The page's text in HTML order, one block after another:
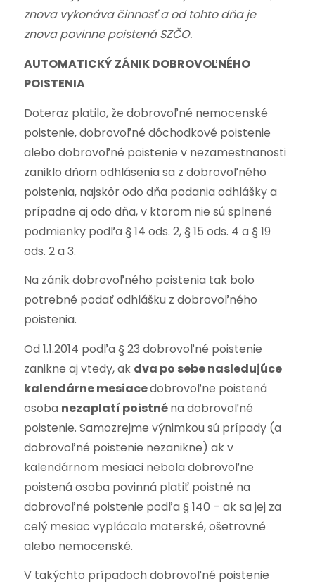
znova vykonáva činnosť a od tohto dňa je
znova povinne poistená SZČO.
AUTOMATICKÝ ZÁNIK DOBROVOĽNÉHO
POISTENIA
Doteraz platilo, že dobrovoľné nemocenské
poistenie, dobrovoľné dôchodkové poistenie
alebo dobrovoľné poistenie v nezamestnanosti
zaniklo dňom odhlásenia sa z dobrovoľného
poistenia, najskôr odo dňa podania odhlášky a
prípadne aj odo dňa, v ktorom nie sú splnené
podmienky podľa § 14 ods. 2, § 15 ods. 4 a § 19
ods. 2 a 3.
Na zánik dobrovoľného poistenia tak bolo
potrebné podať odhlášku z dobrovoľného
poistenia.
Od 1.1.2014 podľa § 23 dobrovoľné poistenie
zanikne aj vtedy, ak dva po sebe nasledujúce
kalendárne mesiacedobrovoľne poistená
osoba nezaplatí poistnéna dobrovoľné
poistenie. Samozrejme výnimkou sú prípady (a
dobrovoľné poistenie nezanikne) ak v
kalendárnom mesiaci nebola dobrovoľne
poistená osoba povinná platiť poistné na
dobrovoľné poistenie podľa § 140 – ak sa jej za
celý mesiac vyplácalo materské, ošetrovné
alebo nemocenské.
V takýchto prípadoch dobrovoľné poistenie